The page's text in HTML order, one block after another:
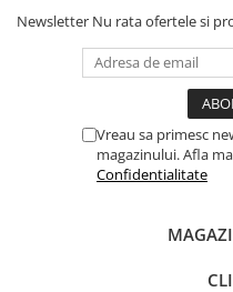
Recomandări:
depozitați într-un loc
înainte de aplicare,
curățat este rece, nu
soarelui
Newsletter Nu rata ofertele si
Vreau sa primesc
magazinului. Afla
Confidentialitate